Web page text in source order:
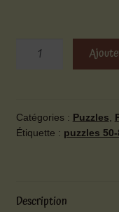
quantité
laveur
Catégories : Puzzles
Étiquette : puzzles
Description